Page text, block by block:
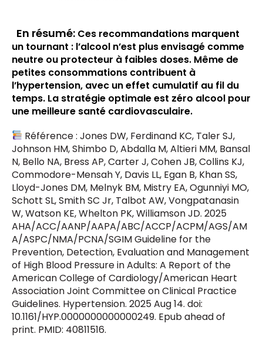
En résumé: Ces recommandations marquent
un tournant : l’alcool n’est plus envisagé comme
neutre ou protecteur à faibles doses. Même de
petites consommations contribuent à
l’hypertension, avec un effet cumulatif au fil du
temps. La stratégie optimale est zéro alcool pour
une meilleure santé cardiovasculaire.
Référence : Jones DW, Ferdinand KC, Taler SJ,
Johnson HM, Shimbo D, Abdalla M, Altieri MM, Bansal
N, Bello NA, Bress AP, Carter J, Cohen JB, Collins KJ,
Commodore-Mensah Y, Davis LL, Egan B, Khan SS,
Lloyd-Jones DM, Melnyk BM, Mistry EA, Ogunniyi MO,
Schott SL, Smith SC Jr, Talbot AW, Vongpatanasin
W, Watson KE, Whelton PK, Williamson JD. 2025
AHA/ACC/AANP/AAPA/ABC/ACCP/ACPM/AGS/AM
A/ASPC/NMA/PCNA/SGIM Guideline for the
Prevention, Detection, Evaluation and Management
of High Blood Pressure in Adults: A Report of the
American College of Cardiology/American Heart
Association Joint Committee on Clinical Practice
Guidelines. Hypertension. 2025 Aug 14. doi:
10.1161/HYP.0000000000000249. Epub ahead of
print. PMID: 40811516.